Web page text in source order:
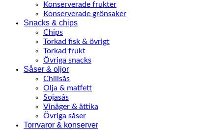
Konserverade frukter
Konserverade grönsaker
Snacks & chips
Chips
Torkad fisk & övrigt
Torkad frukt
Övriga snacks
Såser & oljor
Chilisås
Olja & matfett
Sojasås
Vinäger & ättika
Övriga såser
Torrvaror & konserver